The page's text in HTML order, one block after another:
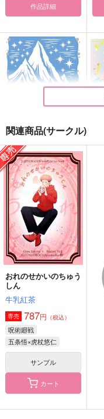
作品詳細
それではおやすみなさ
い
チョコレートボンバ
ー
2,987 円（税込）
五条悟×虎杖悠仁
サンプル
作品詳細
関連商品(サークル)
おれのせかいのちゅう
しん
牛乳紅茶
専売 787円 （税込）
呪術廻戦
五条悟×虎杖悠仁
サンプル
カート